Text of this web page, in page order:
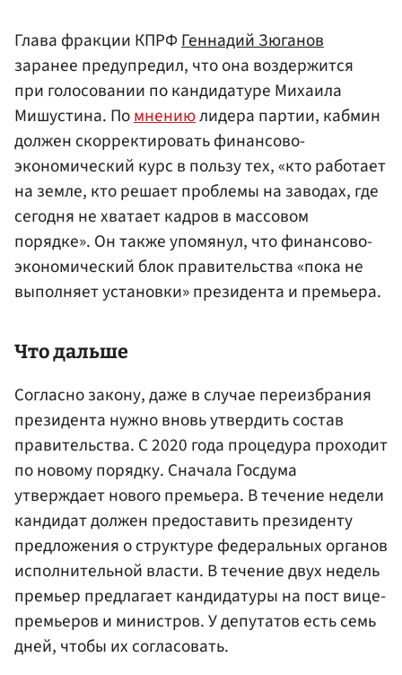
Глава фракции КПРФГеннадий Зюганов
заранее предупредил, что она воздержится
при голосовании по кандидатуре Михаила
Мишустина. Помнениюлидера партии, кабмин
должен скорректировать финансово-
экономический курс в пользу тех, «кто работает
на земле, кто решает проблемы на заводах, где
сегодня не хватает кадров в массовом
порядке». Он также упомянул, что финансово-
экономический блок правительства «пока не
выполняет установки» президента и премьера.
Что дальше
Согласно закону, даже в случае переизбрания
президента нужно вновь утвердить состав
правительства. С 2020 года процедура проходит
по новому порядку. Сначала Госдума
утверждает нового премьера. В течение недели
кандидат должен предоставить президенту
предложения о структуре федеральных органов
исполнительной власти. В течение двух недель
премьер предлагает кандидатуры на пост вице-
премьеров и министров. У депутатов есть семь
дней, чтобы их согласовать.